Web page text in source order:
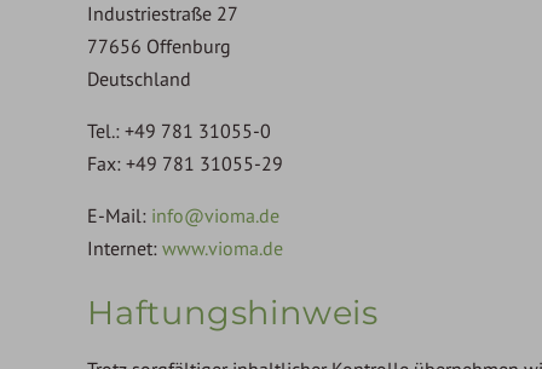
Industriestraße 27
77656 Offenburg
Deutschland
Tel.: +49 781 31055-0
Fax: +49 781 31055-29
E-Mail: info@vioma.de
Internet: www.vioma.de
Haftungshinweis